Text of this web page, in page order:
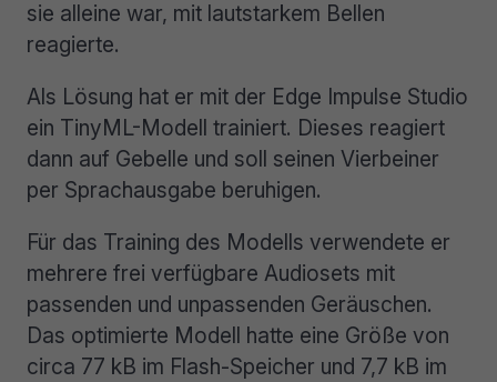
sie alleine war, mit lautstarkem Bellen
reagierte.
Als Lösung hat er mit der Edge Impulse Studio
ein TinyML-Modell trainiert. Dieses reagiert
dann auf Gebelle und soll seinen Vierbeiner
per Sprachausgabe beruhigen.
Für das Training des Modells verwendete er
mehrere frei verfügbare Audiosets mit
passenden und unpassenden Geräuschen.
Das optimierte Modell hatte eine Größe von
circa 77 kB im Flash-Speicher und 7,7 kB im